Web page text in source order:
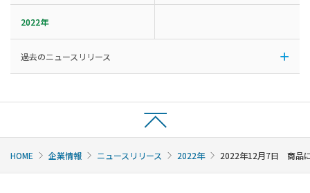
2022年
過去のニュースリリース
HOME 企業情報 ニュースリリース 2022年 2022年12月7日 商品